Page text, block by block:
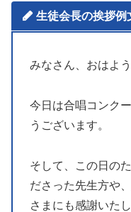
生徒会長の挨拶
みなさん、おはよ
今日は合唱コンク
うございます。
そして、この日の
ださった先生方や
さまにも感謝いたし